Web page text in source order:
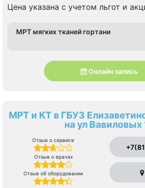
Площадь Мужества,
Просвещения
Цена указана с учетом льгот и
МРТ мягких тканей гортани
Онлайн запись
МРТ и КТ в ГБУЗ
на ул Вавиловых
Отзыв о сервисе
Отзыв о врачах
Отзыв об оборудовании